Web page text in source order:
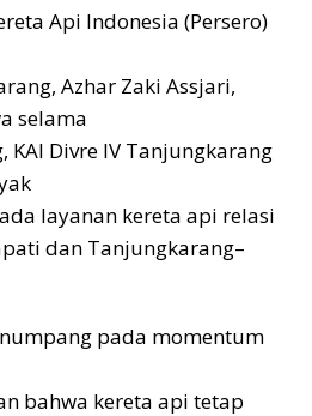
Api Indonesia (Persero)
Azhar Zaki Assjari,
selama
Divre IV Tanjungkarang
layanan kereta api relasi
dan Tanjungkarang–
pada momentum
bahwa kereta api tetap